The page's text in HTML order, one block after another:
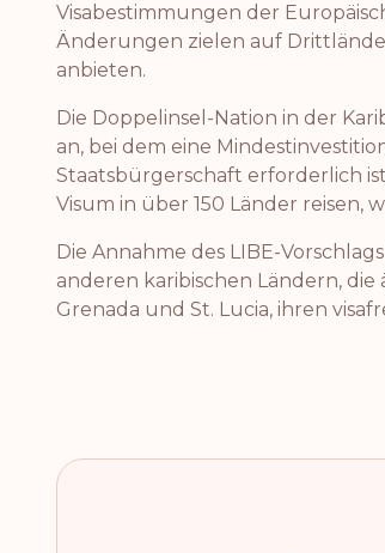
Visabestimmungen der
Änderungen zielen auf
anbieten.
Die Doppelinsel-Nation in der
an, bei dem eine
Staatsbürgerschaft erforderlich
Visum in über 150 Länder reisen,
Die Annahme des LIBE-
anderen karibischen Ländern,
Grenada und St. Lucia, ihren